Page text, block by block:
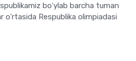
boʻylab barcha tuman
o'rtasida Respublika olimpiadasi